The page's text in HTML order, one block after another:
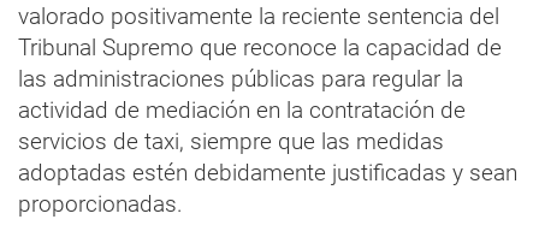
valorado positivamente la reciente sentencia del
Tribunal Supremo que reconoce la capacidad de
las administraciones públicas para regular la
actividad de mediación en la contratación de
servicios de taxi, siempre que las medidas
adoptadas estén debidamente justificadas y sean
proporcionadas.